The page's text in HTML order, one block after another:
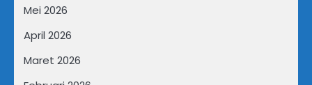
Mei 2026
April 2026
Maret 2026